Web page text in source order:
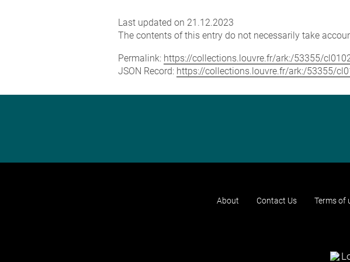
Last updated on 21.12.2023
The contents of this entry do not necessarily take
Permalink: https://collections.louvre.fr/ark:/53355/
JSON Record: https://collections.louvre.fr/ark:/53355/
About Contact Us Terms of